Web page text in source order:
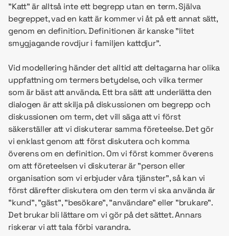
”Katt” är alltså inte ett begrepp utan en term. Själva
begreppet, vad en katt är kommer vi åt på ett annat sätt,
genom en definition. Definitionen är kanske ”litet
smygjagande rovdjur i familjen kattdjur”.
Vid modellering händer det alltid att deltagarna har olika
uppfattning om termers betydelse, och vilka termer
som är bäst att använda. Ett bra sätt att underlätta den
dialogen är att skilja på diskussionen om begrepp och
diskussionen om term, det vill säga att vi först
säkerställer att vi diskuterar samma företeelse. Det gör
vi enklast genom att först diskutera och komma
överens om en definition. Om vi först kommer överens
om att företeelsen vi diskuterar är ”person eller
organisation som vi erbjuder våra tjänster”, så kan vi
först därefter diskutera om den term vi ska använda är
”kund”, ”gäst”, ”besökare”, ”användare” eller ”brukare”.
Det brukar bli lättare om vi gör på det sättet. Annars
riskerar vi att tala förbi varandra.